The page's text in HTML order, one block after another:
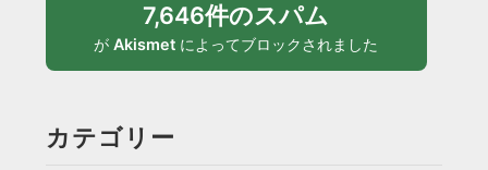
7,646件のスパム
がAkismet によってブロックされました
カテゴリー